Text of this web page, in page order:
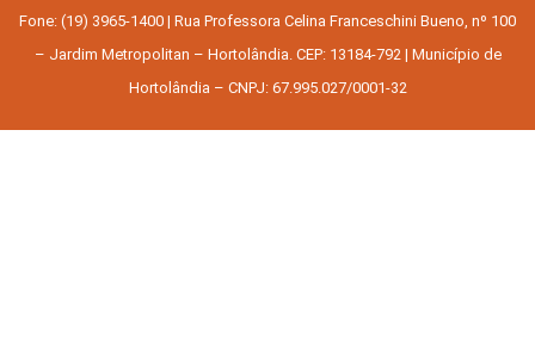
Fone: (19) 3965-1400 | Rua Professora Celina Franceschini Bueno, nº 100
– Jardim Metropolitan – Hortolândia. CEP: 13184-792 | Município de
Hortolândia – CNPJ: 67.995.027/0001-32